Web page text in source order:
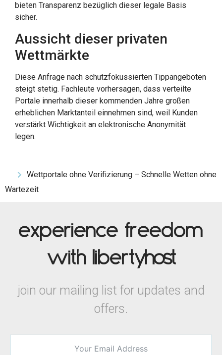
bieten Transparenz bezüglich dieser legale Basis
sicher.
Aussicht dieser privaten
Wettmärkte
Diese Anfrage nach schutzfokussierten Tippangeboten
steigt stetig. Fachleute vorhersagen, dass verteilte
Portale innerhalb dieser kommenden Jahre großen
erheblichen Marktanteil einnehmen sind, weil Kunden
verstärkt Wichtigkeit an elektronische Anonymität
legen.
Wettportale ohne Verifizierung – Schnelle Wetten ohne
Wartezeit
experience freedom
with libertyhost
join our mailing list for updates and
offers.